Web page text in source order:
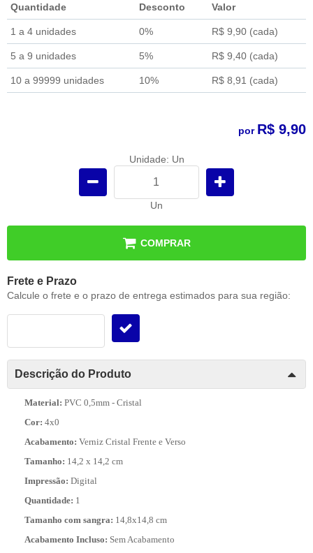
Quantidade Desconto Valor
1 a 4 unidades 0% R$ 9,90 (cada)
5 a 9 unidades 5% R$ 9,40 (cada)
10 a 99999 unidades 10% R$ 8,91 (cada)
por R$ 9,90
Unidade: Un
Un
COMPRAR
Frete e Prazo
Calcule o frete e o prazo de entrega estimados para sua região:
Descrição do Produto
Material: PVC 0,5mm - Cristal
Cor: 4x0
Acabamento: Verniz Cristal Frente e Verso
Tamanho: 14,2 x 14,2 cm
Impressão: Digital
Quantidade: 1
Tamanho com sangra: 14,8x14,8 cm
Acabamento Incluso: Sem Acabamento